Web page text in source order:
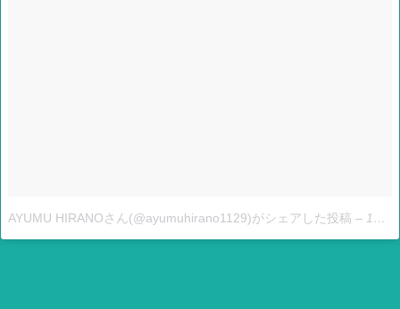
AYUMU HIRANOさん(@ayumuhirano1129)がシェアした投稿 – 12月 2, 2017 at 3:10午前 PST